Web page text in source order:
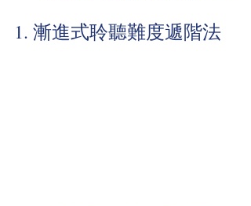
1. 漸進式聆聽難度遞階法